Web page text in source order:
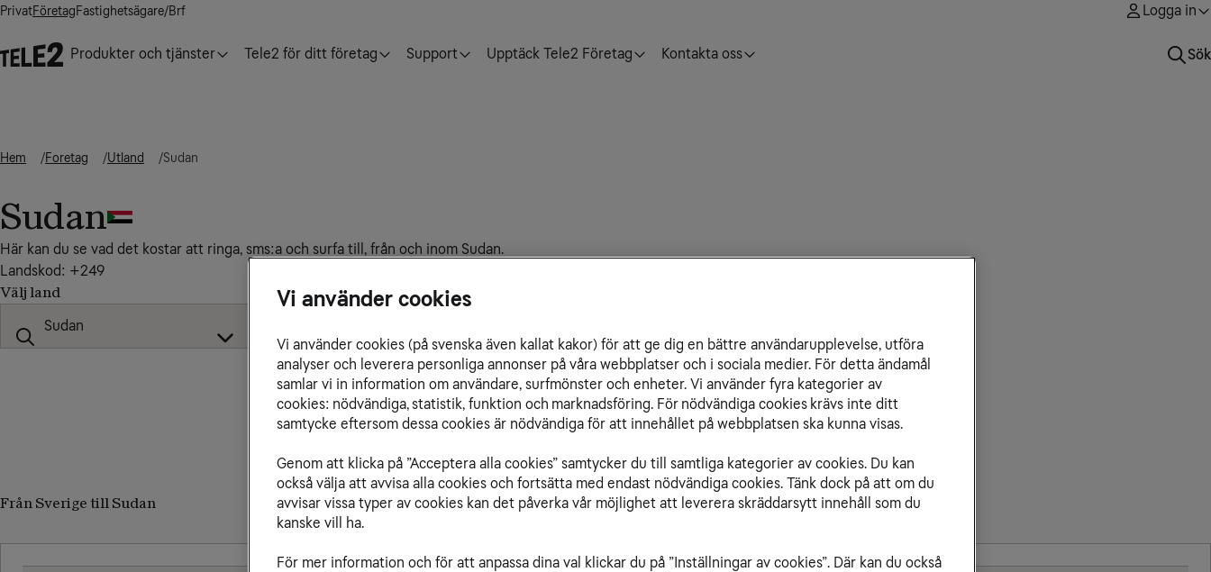
PrivatFöretagFastighetsägare/Brf Logga in
Produkter och tjänster Tele2 för ditt företag Support Upptäck Tele2 Företag Kontakta oss Sök
Hem Foretag Utland Sudan
Sudan
Här kan du se vad det kostar att ringa, sms:a och surfa till, från och inom Sudan.
Landskod: +249
Välj land
Från Sverige till Sudan
Från Sudan till
Priser inom Sudan
Vi använder cookies
Vi använder cookies (på svenska även kallat kakor) för att ge dig en bättre användarupplevelse, utföra
analyser och leverera personliga annonser på våra webbplatser och i sociala medier. För detta ändamål
samlar vi in information om användare, surfmönster och enheter. Vi använder fyra kategorier av
cookies: nödvändiga, statistik, funktion och marknadsföring. För nödvändiga cookies krävs inte ditt
samtycke eftersom dessa cookies är nödvändiga för att innehållet på webbplatsen ska kunna visas.
Genom att klicka på ”Acceptera alla cookies” samtycker du till samtliga kategorier av cookies. Du kan
också välja att avvisa alla cookies och fortsätta med endast nödvändiga cookies. Tänk dock på att om du
avvisar vissa typer av cookies kan det påverka vår möjlighet att leverera skräddarsytt innehåll som du
kanske vill ha.
För mer information och för att anpassa dina val klickar du på ”Inställningar av cookies”. Där kan du också